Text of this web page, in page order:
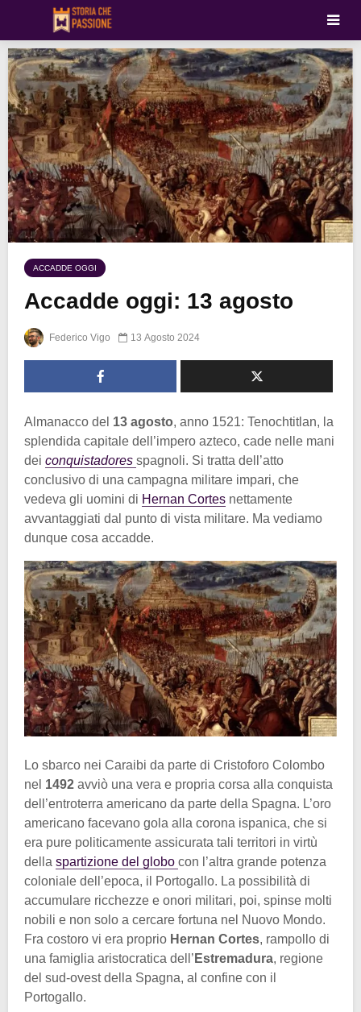
ACCADDE OGGI
Accadde oggi: 13 agosto
Federico Vigo 13 Agosto 2024
Almanacco del 13 agosto, anno 1521: Tenochtitlan, la
splendida capitale dell’impero azteco, cade nelle mani
dei conquistadores spagnoli. Si tratta dell’atto
conclusivo di una campagna militare impari, che
vedeva gli uomini di Hernan Cortes nettamente
avvantaggiati dal punto di vista militare. Ma vediamo
dunque cosa accadde.
Lo sbarco nei Caraibi da parte di Cristoforo Colombo
nel 1492 avviò una vera e propria corsa alla conquista
dell’entroterra americano da parte della Spagna. L’oro
americano facevano gola alla corona ispanica, che si
era pure politicamente assicurata tali territori in virtù
della spartizione del globo con l’altra grande potenza
coloniale dell’epoca, il Portogallo. La possibilità di
accumulare ricchezze e onori militari, poi, spinse molti
nobili e non solo a cercare fortuna nel Nuovo Mondo.
Fra costoro vi era proprio Hernan Cortes, rampollo di
una famiglia aristocratica dell’ Estremadura, regione
del sud-ovest della Spagna, al confine con il
Portogallo.